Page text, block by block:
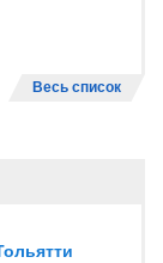
Весь список